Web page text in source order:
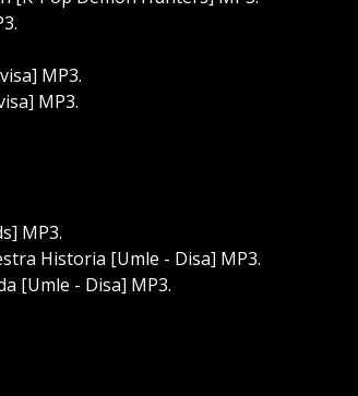
MP3.
MP3.
MP3.
Historia [Umle - Disa] MP3.
[Umle - Disa] MP3.